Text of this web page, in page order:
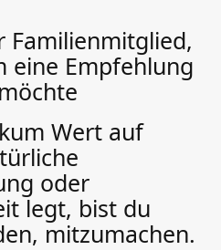
Familienmitglied,
eine Empfehlung
Wert auf
oder
legt, bist du
mitzumachen.